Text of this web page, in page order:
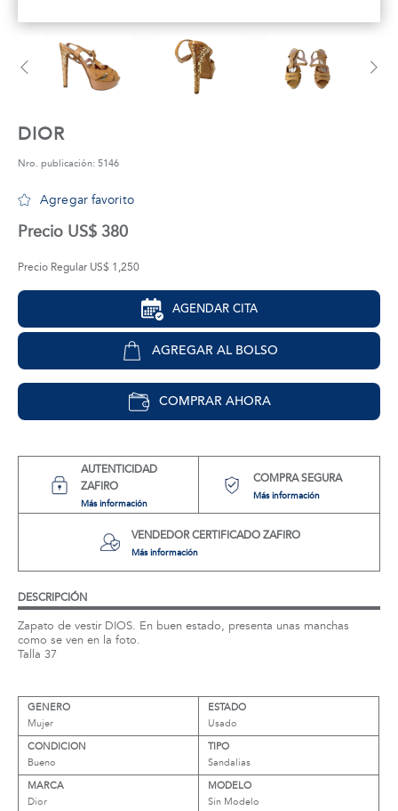
DIOR
Nro. publicación: 5146
Agregar favorito
Precio US$ 380
Precio Regular US$ 1,250
AGENDAR CITA
AGREGAR AL BOLSO
COMPRAR AHORA
AUTENTICIDAD
ZAFIRO
Más información
COMPRA SEGURA
Más información
VENDEDOR CERTIFICADO ZAFIRO
Más información
DESCRIPCIÓN
Zapato de vestir DIOS. En buen estado, presenta unas manchas
como se ven en la foto.
Talla 37
GENERO
Mujer
ESTADO
Usado
CONDICION
Bueno
TIPO
Sandalias
MARCA
Dior
MODELO
Sin Modelo